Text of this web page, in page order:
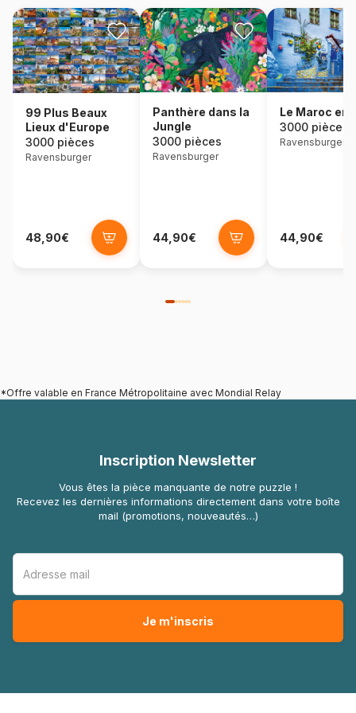
99 Plus Beaux
Lieux d'Europe
3000 pièces
Ravensburger
48,90€
Panthère dans la
Jungle
3000 pièces
Ravensburger
44,90€
Le Maroc en
3000 pièces
Ravensburger
44,90€
*Offre valable en France Métropolitaine avec Mondial Relay
Inscription Newsletter
Vous êtes la pièce manquante de notre puzzle !
Recevez les dernières informations directement dans votre boîte
mail (promotions, nouveautés…)